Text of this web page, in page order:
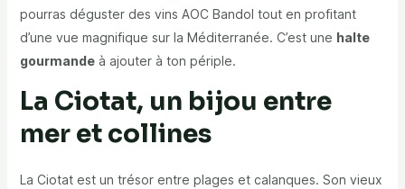
pourras déguster des vins AOC Bandol tout en profitant
d’une vue magnifique sur la Méditerranée. C’est une halte
gourmandeà ajouter à ton périple.
La Ciotat, un bijou entre
mer et collines
La Ciotat est un trésor entre plages et calanques. Son vieux